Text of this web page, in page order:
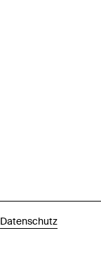
Datenschutz